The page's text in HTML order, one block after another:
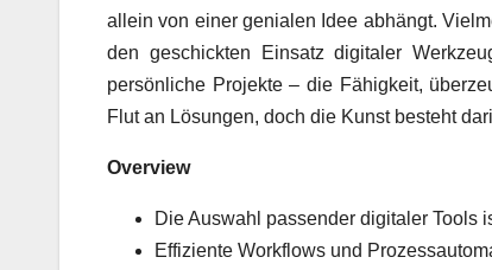
allein von einer genialen Idee abhängt.
den geschickten Einsatz digitaler
persönliche Projekte – die Fähigkeit,
Flut an Lösungen, doch die Kunst besteht
Overview
Die Auswahl passender digitaler Tools
Effiziente Workflows und